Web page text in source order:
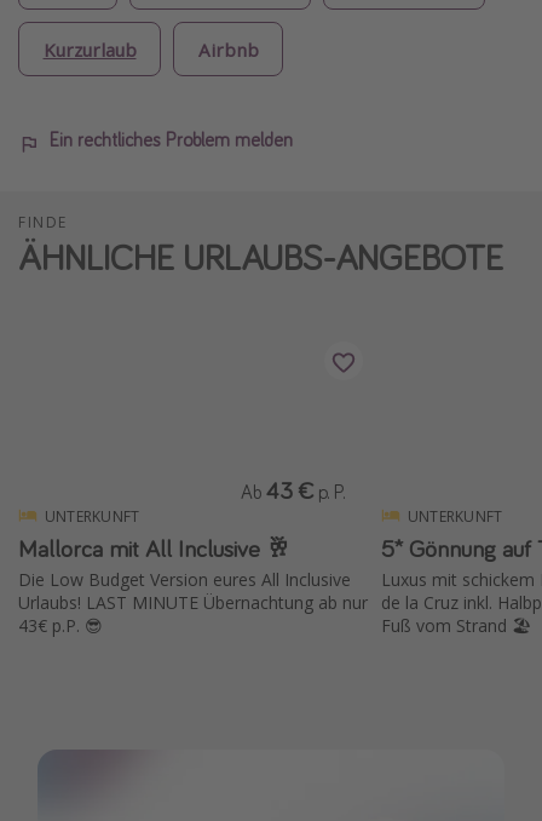
Kurzurlaub Airbnb
Ein rechtliches Problem melden
FINDE
ÄHNLICHE URLAUBS-ANGEBOTE
UNTERKUNFT
Mallorca mit All Inclusive 🥂
Die Low Budget Version eures All Inclusive
Urlaubs! LAST MINUTE Übernachtung ab nur
43€ p.P. 😎
Ab 43 € p. P.
UNTERKUNFT
5* Gönnung auf
Luxus mit
de la Cruz inkl.
Fuß vom Strand 🏖️